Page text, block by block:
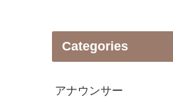
Categories
アナウンサー